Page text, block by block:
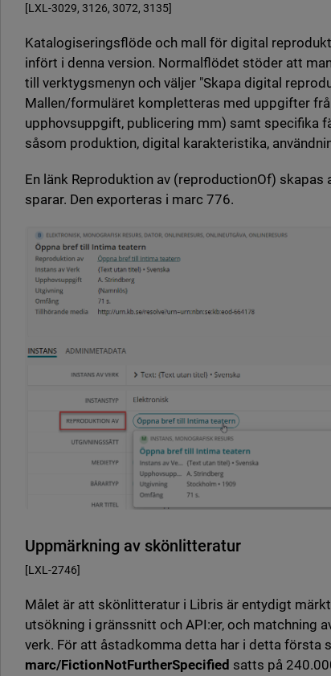
[LXL-3029, 3126, 3072, 3135]
Katalogiseringsflöde och mall för digital
infört i denna version. Normalflödet stöder att
till verktygsmenyn och väljer "Skapa digital
Mallen/formuläret kompletteras med uppgifter
upphovsuppgift, publicering mm) samt specifika
såsom produktion, digital karakteristika,
En länk Reproduktion av (reproductionOf) skapas
sparar. Den exporteras i marc 776.
Uppmärkning av skönlitteratur
[LXL-2746]
Målet är att skönlitteratur i Libris är entydigt
utsökning i gränssnitt och API:er, och matchning
verk. För att åstadkomma detta har i detta första
marc/FictionNotFurtherSpecified satts på